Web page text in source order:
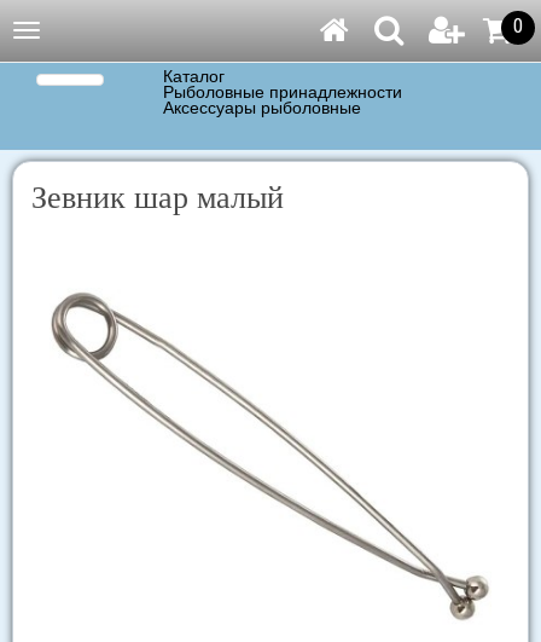
Навигация 0
Каталог
Рыболовные принадлежности
Аксессуары рыболовные
Зевник шар малый